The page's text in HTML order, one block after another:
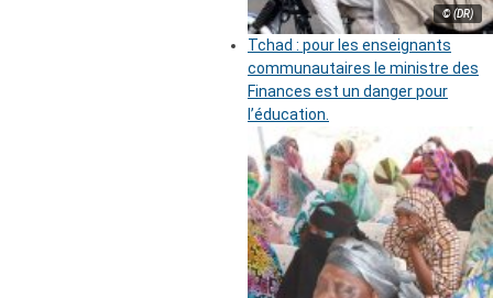
© (DR)
Tchad : pour les enseignants
communautaires le ministre des
Finances est un danger pour
l’éducation.